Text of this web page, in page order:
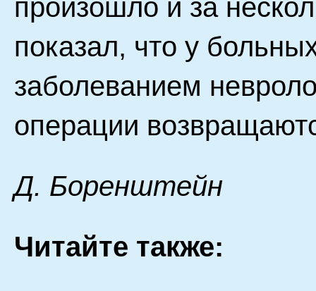
произошло и за
показал, что у
заболеванием
операции
Д. Бopeнштeйн
Читайте также: